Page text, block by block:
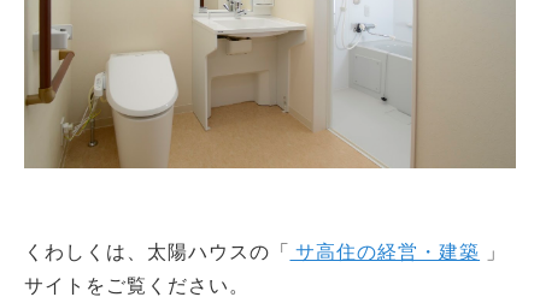
くわしくは、太陽ハウスの「 サ高住の経営・建築 」
サイトをご覧ください。